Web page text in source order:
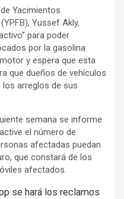
Yacimientos
Yussef Akly,
para poder
por la gasolina
y espera que esta
que dueños de vehículos
los arreglos de sus
semana se informe
el número de
afectadas puedan
que constará de los
afectados.
se hará los reclamos